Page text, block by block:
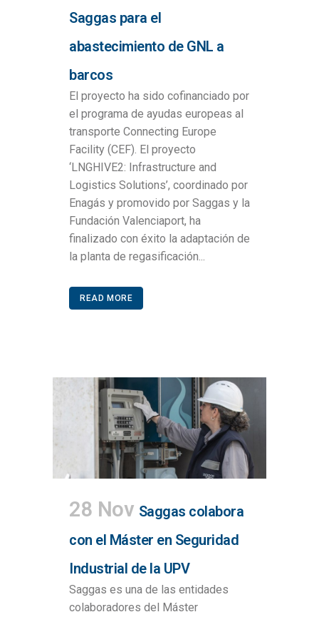
Saggas para el
abastecimiento de GNL a
barcos
El proyecto ha sido cofinanciado por
el programa de ayudas europeas al
transporte Connecting Europe
Facility (CEF). El proyecto
‘LNGHIVE2: Infrastructure and
Logistics Solutions’, coordinado por
Enagás y promovido por Saggas y la
Fundación Valenciaport, ha
finalizado con éxito la adaptación de
la planta de regasificación...
READ MORE
28 Nov Saggas colabora
con el Máster en Seguridad
Industrial de la UPV
Saggas es una de las entidades
colaboradores del Máster